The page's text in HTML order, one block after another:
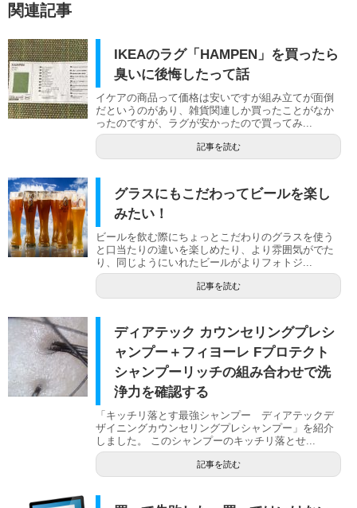
関連記事
IKEAのラグ「HAMPEN」を買ったら
臭いに後悔したって話
イケアの商品って価格は安いですが組み立てが面倒
だというのがあり、雑貨関連しか買ったことがなか
ったのですが、ラグが安かったので買ってみ...
記事を読む
グラスにもこだわってビールを楽し
みたい！
ビールを飲む際にちょっとこだわりのグラスを使う
と口当たりの違いを楽しめたり、より雰囲気がでた
り、同じようにいれたビールがよりフォトジ...
記事を読む
ディアテック カウンセリングプレシ
ャンプー＋フィヨーレ Fプロテクト
シャンプーリッチの組み合わせで洗
浄力を確認する
「キッチリ落とす最強シャンプー ディアテックデ
ザイニングカウンセリングプレシャンプー」を紹介
しました。 このシャンプーのキッチリ落とせ...
記事を読む